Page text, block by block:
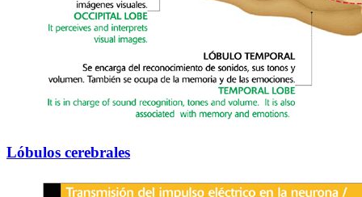
Lóbulos cerebrales